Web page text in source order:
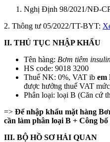
Nghị Định 98/2021/NĐ-
2. Thông tư 05/2022/TT-BYT:
II. THỦ TỤC NHẬP KHẨU
Tên hàng: Bơm tiêm
HS code: 9018 3200
Thuế NK: 0%, VAT ib em
được hưởng thuế VAT
Phân loại: loại B (Căn cứ
=> Để nhập khẩu mặt hàng
cần làm phân loại B + Công bố
III. BỘ HỒ SƠ HẢI QUAN